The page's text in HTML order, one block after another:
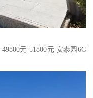
元-51800元 安泰园6C